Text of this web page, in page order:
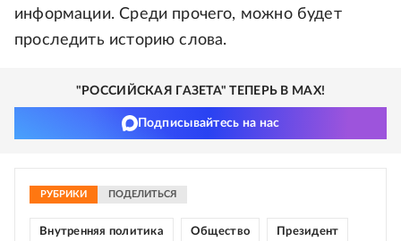
информации. Среди прочего, можно будет
проследить историю слова.
"РОССИЙСКАЯ ГАЗЕТА" ТЕПЕРЬ В MAX!
Подписывайтесь на нас
РУБРИКИ ПОДЕЛИТЬСЯ
Внутренняя политика Общество Президент